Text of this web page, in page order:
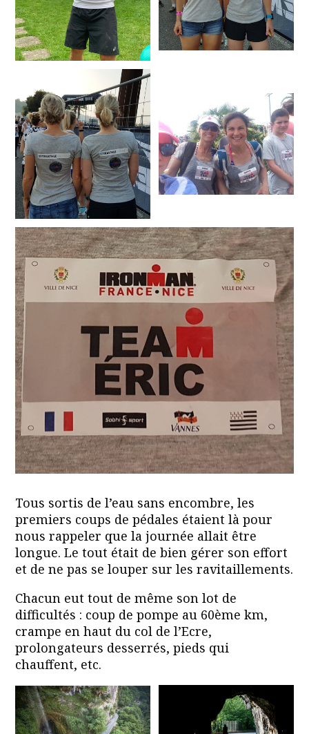
Tous sortis de l’eau sans encombre, les
premiers coups de pédales étaient là pour
nous rappeler que la journée allait être
longue. Le tout était de bien gérer son effort
et de ne pas se louper sur les ravitaillements.
Chacun eut tout de même son lot de
difficultés : coup de pompe au 60ème km,
crampe en haut du col de l’Ecre,
prolongateurs desserrés, pieds qui
chauffent, etc.